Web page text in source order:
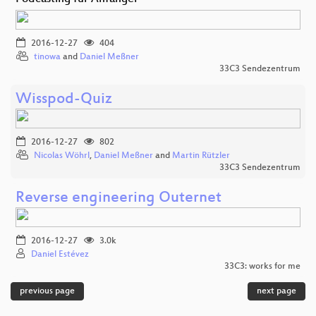
2016-12-27
404
tinowa and Daniel Meßner
33C3 Sendezentrum
Wisspod-Quiz
2016-12-27
802
Nicolas Wöhrl, Daniel Meßner and Martin Rützler
33C3 Sendezentrum
Reverse engineering Outernet
2016-12-27
3.0k
Daniel Estévez
33C3: works for me
previous page next page